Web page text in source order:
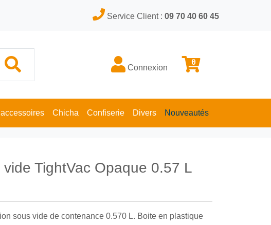
Service Client : 09 70 40 60 45
Connexion
0
Chicha Confiserie Divers Nouveautés
TightVac Opaque 0.57 L
sous vide de contenance 0.570 L. Boite en plastique